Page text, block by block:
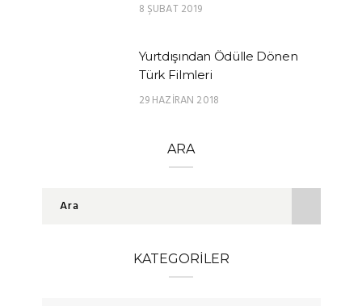
8 ŞUBAT 2019
Yurtdışından Ödülle Dönen
Türk Filmleri
29 HAZIRAN 2018
ARA
KATEGORILER